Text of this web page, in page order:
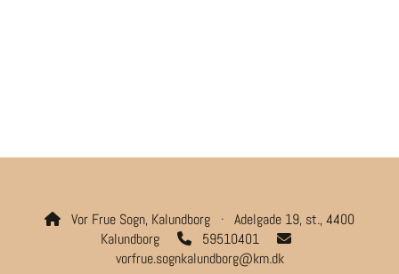

Vor Frue Sogn, Kalundborg · Adelgade 19, st., 4400
Kalundborg
 59510401 
vorfrue.sognkalundborg@km.dk